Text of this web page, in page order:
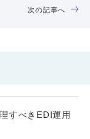
次の記事へ
すべきEDI運用